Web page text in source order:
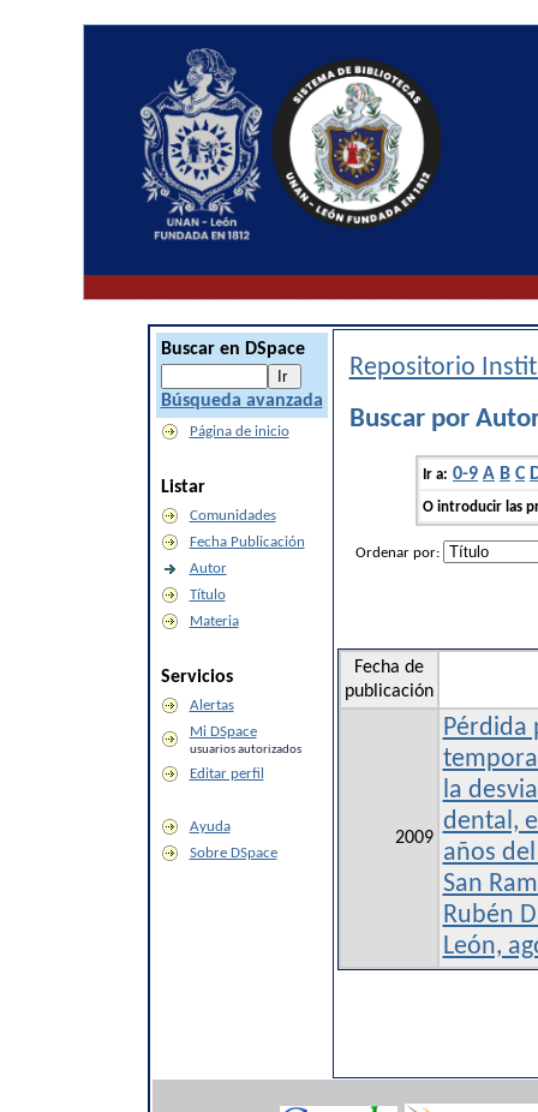
Buscar en DSpace
Búsqueda avanzada
Página de inicio
Listar
Comunidades
Fecha Publicación
Autor
Título
Materia
Servicios
Alertas
Mi DSpace
usuarios autorizados
Editar perfil
Ayuda
Sobre DSpace
Repositorio
Buscar por
Ir a: 0-9 A B C
O introducir las
Ordenar por:
Fecha de
publicación
2009
Pérdida
la
dental,
años
San
Rubén
León,